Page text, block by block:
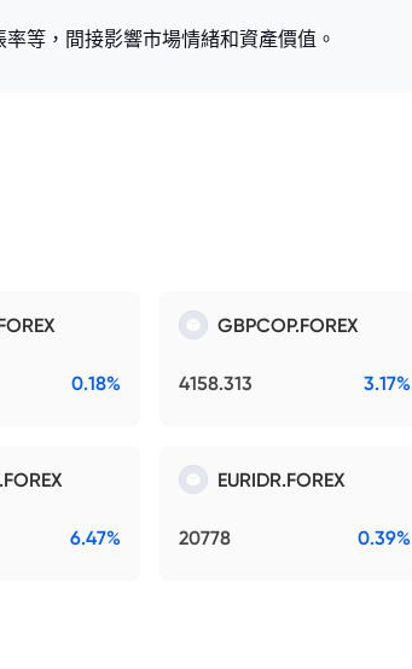
等，間接影響市場情緒和資產價值。
0.18%
GBPCOP.FOREX
4158.313 3.17%
6.47%
EURIDR.FOREX
20778 0.39%